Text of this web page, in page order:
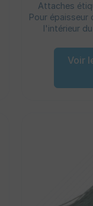
Attaches
Pour épaisseur
l'intérieur
Voir